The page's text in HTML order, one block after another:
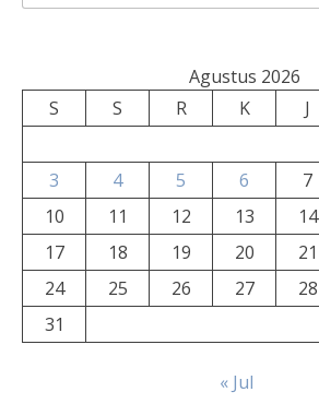
Agustus 2026
S
S R K J
3
4 5 6 7
10
11 12 13 14
17
18 19 20 21
24
25 26 27 28
31
« Jul